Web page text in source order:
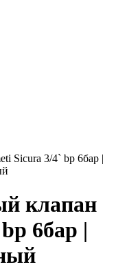
Sicura 3/4` bp 6бар |
клапан
6бар |